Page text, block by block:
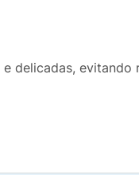
delicadas, evitando